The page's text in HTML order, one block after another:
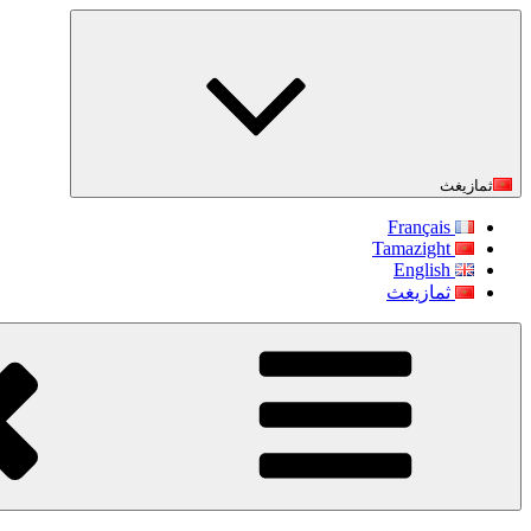
التجاوز
ثمازيغث
Français
Tamazight
English
ثمازيغث